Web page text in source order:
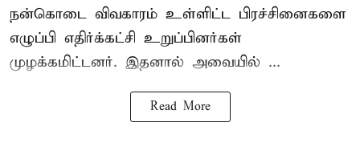
நன்கொடை விவகாரம் உள்ளிட்ட பிரச்சினைகளை
எழுப்பி எதிர்க்கட்சி உறுப்பினர்கள்
முழக்கமிட்டனர். இதனால் அவையில் ...
Read More